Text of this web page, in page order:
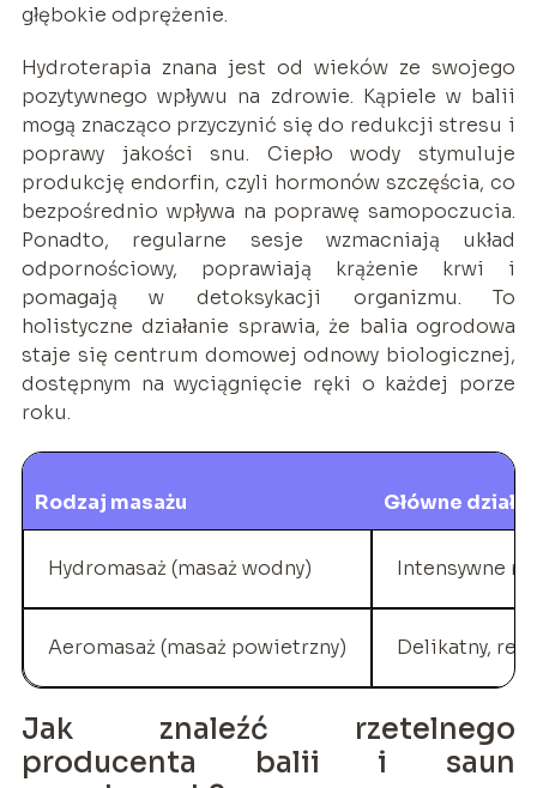
głębokie odprężenie.
Hydroterapia znana jest od wieków ze swojego
pozytywnego wpływu na zdrowie. Kąpiele w balii
mogą znacząco przyczynić się do redukcji stresu i
poprawy jakości snu. Ciepło wody stymuluje
produkcję endorfin, czyli hormonów szczęścia, co
bezpośrednio wpływa na poprawę samopoczucia.
Ponadto, regularne sesje wzmacniają układ
odpornościowy, poprawiają krążenie krwi i
pomagają w detoksykacji organizmu. To
holistyczne działanie sprawia, że balia ogrodowa
staje się centrum domowej odnowy biologicznej,
dostępnym na wyciągnięcie ręki o każdej porze
roku.
Rodzaj masażu Główne
Hydromasaż (masaż wodny) Intensywne
Aeromasaż (masaż powietrzny) Delikatny,
Jak znaleźć rzetelnego
producenta balii i saun